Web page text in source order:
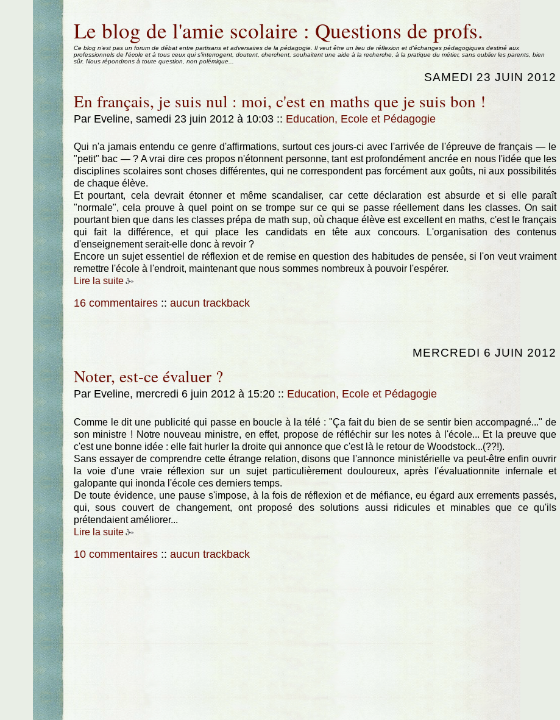
Aller au contenu
Le blog de l'amie scolaire : Questions de profs.
Ce blog n'est pas un forum de débat entre partisans et adversaires de la pédagogie. Il veut être un lieu de réflexion et d'échanges pédagogiques destiné aux
professionnels de l'école et à tous ceux qui s'interrogent, doutent, cherchent, souhaitent une aide à la recherche, à la pratique du métier, sans oublier les parents, bien
sûr. Nous répondrons à toute question, non polémique...
SAMEDI 23 JUIN 2012
En français, je suis nul : moi, c'est en maths que je suis bon !
Par Eveline, samedi 23 juin 2012 à 10:03 :: Education, Ecole et Pédagogie
Qui n'a jamais entendu ce genre d'affirmations, surtout ces jours-ci avec l'arrivée de l'épreuve de français — le
"petit" bac — ? A vrai dire ces propos n'étonnent personne, tant est profondément ancrée en nous l'idée que les
disciplines scolaires sont choses différentes, qui ne correspondent pas forcément aux goûts, ni aux possibilités
de chaque élève.
Et pourtant, cela devrait étonner et même scandaliser, car cette déclaration est absurde et si elle paraît
"normale", cela prouve à quel point on se trompe sur ce qui se passe réellement dans les classes. On sait
pourtant bien que dans les classes prépa de math sup, où chaque élève est excellent en maths, c'est le français
qui fait la différence, et qui place les candidats en tête aux concours. L'organisation des contenus
d'enseignement serait-elle donc à revoir ?
Encore un sujet essentiel de réflexion et de remise en question des habitudes de pensée, si l'on veut vraiment
remettre l'école à l'endroit, maintenant que nous sommes nombreux à pouvoir l'espérer.
Lire la suite
16 commentaires :: aucun trackback
MERCREDI 6 JUIN 2012
Noter, est-ce évaluer ?
Par Eveline, mercredi 6 juin 2012 à 15:20 :: Education, Ecole et Pédagogie
Comme le dit une publicité qui passe en boucle à la télé : "Ça fait du bien de se sentir bien accompagné..." de
son ministre ! Notre nouveau ministre, en effet, propose de réfléchir sur les notes à l'école... Et la preuve que
c'est une bonne idée : elle fait hurler la droite qui annonce que c'est là le retour de Woodstock...(??!).
Sans essayer de comprendre cette étrange relation, disons que l'annonce ministérielle va peut-être enfin ouvrir
la voie d'une vraie réflexion sur un sujet particulièrement douloureux, après l'évaluationnite infernale et
galopante qui inonda l'école ces derniers temps.
De toute évidence, une pause s'impose, à la fois de réflexion et de méfiance, eu égard aux errements passés,
qui, sous couvert de changement, ont proposé des solutions aussi ridicules et minables que ce qu'ils
prétendaient améliorer...
Lire la suite
10 commentaires :: aucun trackback